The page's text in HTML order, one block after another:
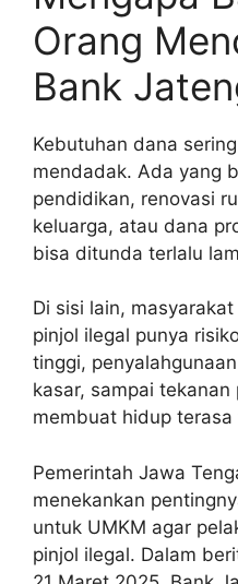
Orang
Bank
Kebutuhan dana
mendadak. Ada yang
pendidikan, renovasi
keluarga, atau dana
bisa ditunda terlalu
Di sisi lain,
pinjol ilegal punya
tinggi,
kasar, sampai tekanan
membuat hidup
Pemerintah Jawa
menekankan
untuk UMKM agar
pinjol ilegal. Dalam